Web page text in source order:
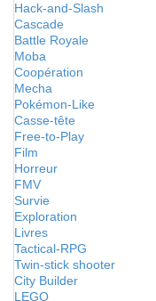
Hack-and-Slash
Cascade
Battle Royale
Moba
Coopération
Mecha
Pokémon-Like
Casse-tête
Free-to-Play
Film
Horreur
FMV
Survie
Exploration
Livres
Tactical-RPG
Twin-stick shooter
City Builder
LEGO